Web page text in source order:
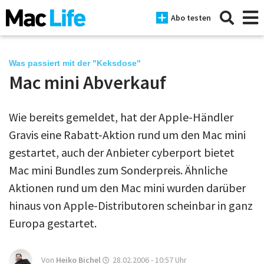
Abo testen
iPhone
Mac
iPad
Tests
Tipps
Was passiert mit der "Keksdose"
Mac mini Abverkauf
Wie bereits gemeldet, hat der Apple-Händler
Gravis eine Rabatt-Aktion rund um den Mac mini
gestartet, auch der Anbieter cyberport bietet
Mac mini Bundles zum Sonderpreis. Ähnliche
Aktionen rund um den Mac mini wurden darüber
hinaus von Apple-Distributoren scheinbar in ganz
Europa gestartet.
Von Heiko Bichel 28.02.2006 - 10:57 Uhr